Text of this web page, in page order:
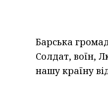
Барська
Солдат, воїн,
нашу країну